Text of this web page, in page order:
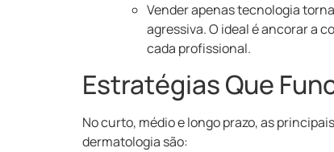
Vender apenas tecnologia
agressiva. O ideal é ancorar a
cada profissional.
Estratégias Que
No curto, médio e longo prazo, as
dermatologia são: